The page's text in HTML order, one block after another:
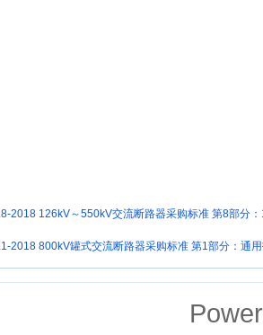
2018 126kV～550kV交流断路器采购标准 第8部分
2018 800kV罐式交流断路器采购标准 第1部分：通